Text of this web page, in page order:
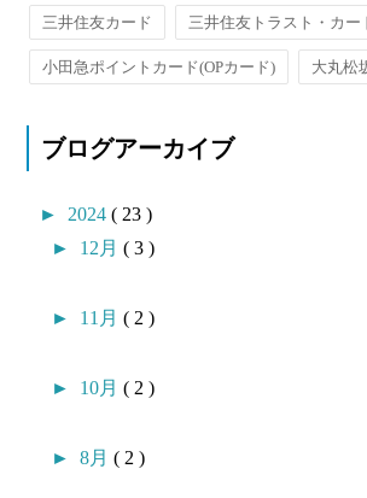
三井住友カード 三井住友トラスト・カー
小田急ポイントカード(OPカード) 大丸松
ブログアーカイブ
► 2024( 23 )
► 12月( 3 )
► 11月( 2 )
► 10月( 2 )
►8月( 2 )